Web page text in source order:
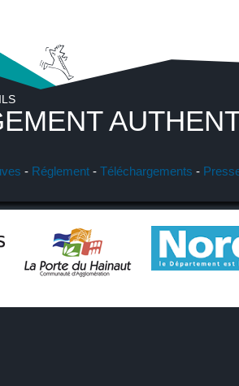
- Réglement - Téléchargements -